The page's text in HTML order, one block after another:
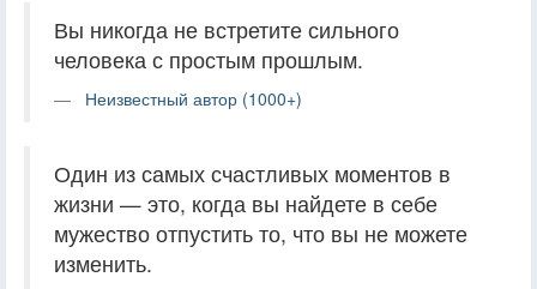
Вы никогда не встретите сильного
человека с простым прошлым.
Неизвестный автор (1000+)
Один из самых счастливых моментов в
жизни — это, когда вы найдете в себе
мужество отпустить то, что вы не можете
изменить.